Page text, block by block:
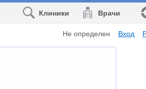
Врачи
Клиники
Не определен Вход